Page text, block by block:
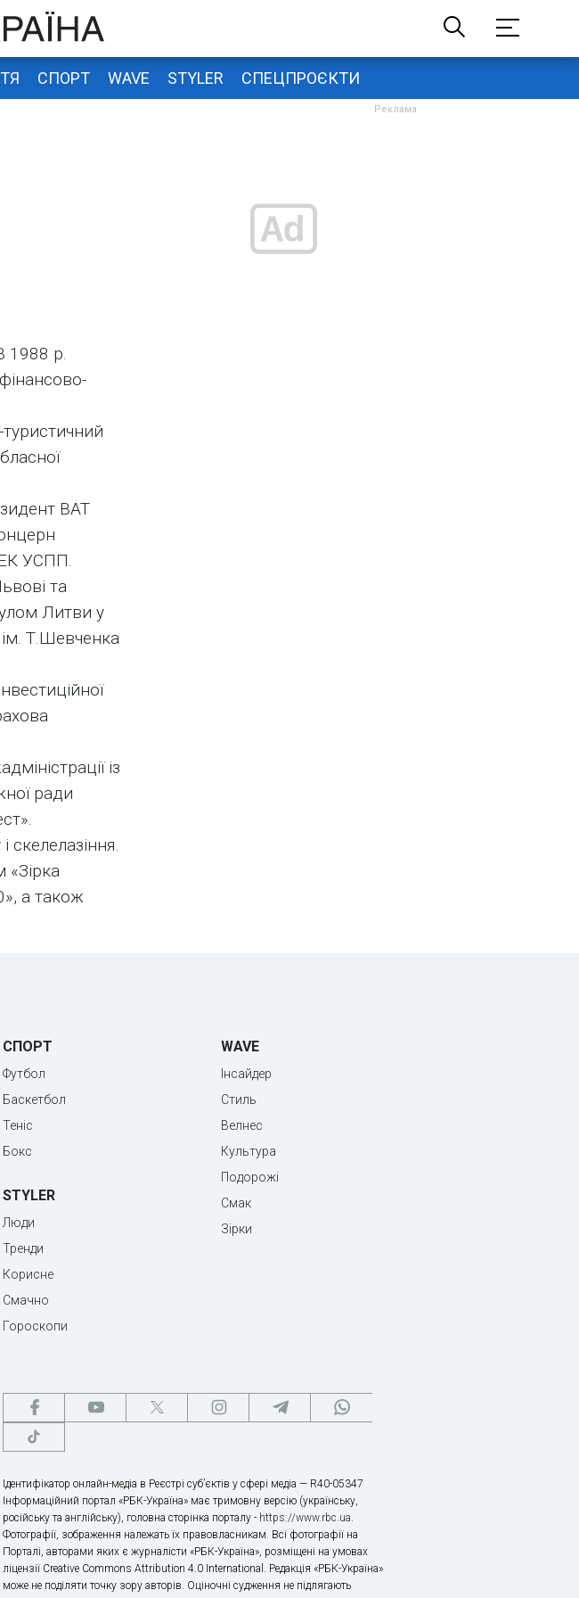
СПОРТ WAVE STYLER СПЕЦПРОЄКТИ
1988 р.
ВАТ
УСПП.
та
Литви у
Т.Шевченка
із
ради
скелелазіння.
а також
СПОРТ
Футбол
Баскетбол
Теніс
Бокс
STYLER
Люди
Тренди
Корисне
Смачно
Гороскопи
WAVE
Інсайдер
Стиль
Велнес
Культура
Подорожі
Смак
Зірки
Ідентифікатор онлайн-медіа в Реєстрі суб’єктів у сфері медіа — R40-05347
Інформаційний портал «РБК-Україна» має тримовну версію (українську,
російську та англійську), головна сторінка порталу - https://www.rbc.ua.
Фотографії, зображення належать їх правовласникам. Всі фотографії на
Порталі, авторами яких є журналісти «РБК-Україна», розміщені на умовах
ліцензії Creative Commons Attribution 4.0 International. Редакція «РБК-Україна»
може не поділяти точку зору авторів. Оціночні судження не підлягають